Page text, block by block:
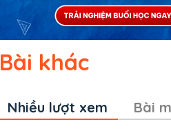
Bài khác
Nhiều lượt xem Bài